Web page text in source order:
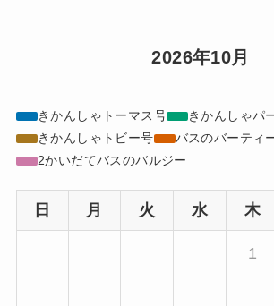
2026年10月
きかんしゃトーマス号
きかんしゃパ
きかんしゃトビー号
バスのバーティ
2かいだてバスのバルジー
日 月 火 水 木
1